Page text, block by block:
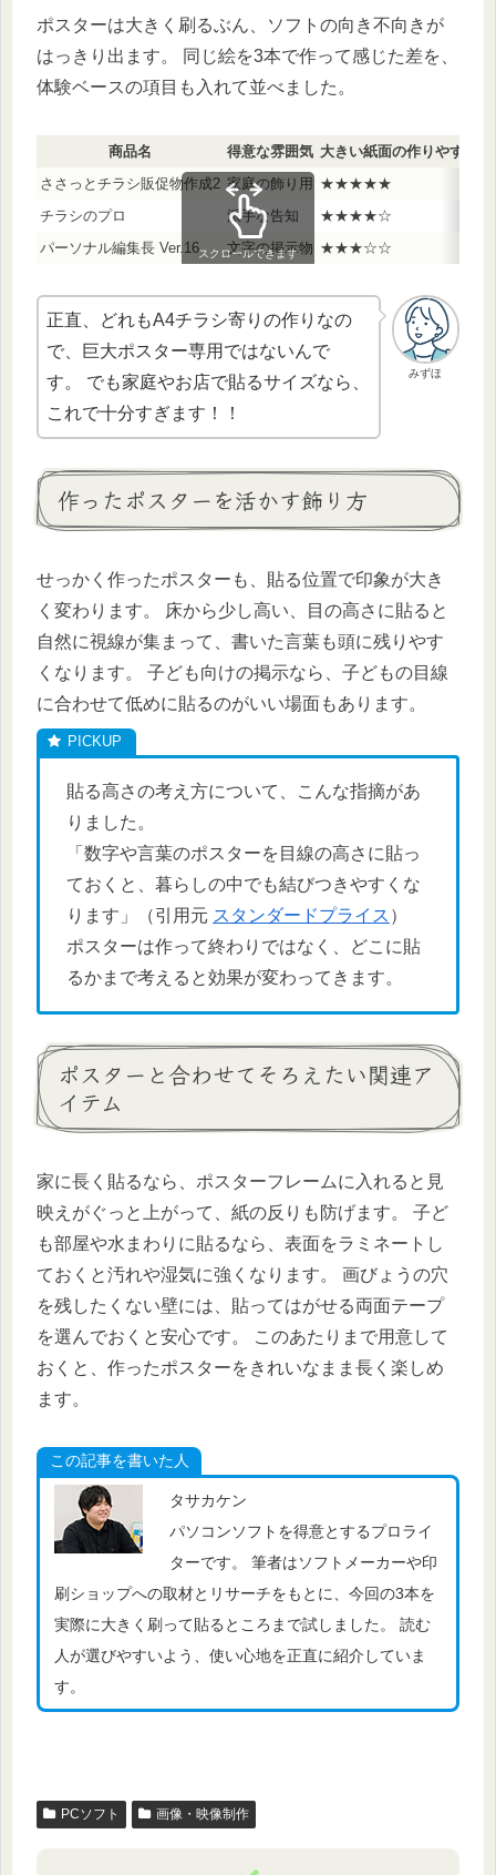
ポスターは大きく刷るぶん、ソフトの向き不向きが
はっきり出ます。 同じ絵を3本で作って感じた差を、
体験ベースの項目も入れて並べました。
商品名 得意な雰囲気 大きい紙面の作りやすさ
ささっとチラシ販促物作成2 家庭の飾り用 ★★★★★
チラシのプロ
派手な告知 ★★★★☆
パーソナル編集長 Ver.16
文字の掲示物 ★★★☆☆
スクロールできます
みずほ
正直、どれもA4チラシ寄りの作りなの
で、巨大ポスター専用ではないんで
す。 でも家庭やお店で貼るサイズなら、
これで十分すぎます！！
作ったポスターを活かす飾り方
せっかく作ったポスターも、貼る位置で印象が大き
く変わります。 床から少し高い、目の高さに貼ると
自然に視線が集まって、書いた言葉も頭に残りやす
くなります。 子ども向けの掲示なら、子どもの目線
に合わせて低めに貼るのがいい場面もあります。
貼る高さの考え方について、こんな指摘があ
りました。
「数字や言葉のポスターを目線の高さに貼っ
ておくと、暮らしの中でも結びつきやすくな
ります」（引用元 スタンダードプライス ）
ポスターは作って終わりではなく、どこに貼
るかまで考えると効果が変わってきます。
ポスターと合わせてそろえたい関連ア
イテム
家に長く貼るなら、ポスターフレームに入れると見
映えがぐっと上がって、紙の反りも防げます。 子ど
も部屋や水まわりに貼るなら、表面をラミネートし
ておくと汚れや湿気に強くなります。 画びょうの穴
を残したくない壁には、貼ってはがせる両面テープ
を選んでおくと安心です。 このあたりまで用意して
おくと、作ったポスターをきれいなまま長く楽しめ
ます。
この記事を書いた人
タサカケン
パソコンソフトを得意とするプロライ
ターです。 筆者はソフトメーカーや印
刷ショップへの取材とリサーチをもとに、今回の3本を
実際に大きく刷って貼るところまで試しました。 読む
人が選びやすいよう、使い心地を正直に紹介していま
す。
PCソフト 画像・映像制作